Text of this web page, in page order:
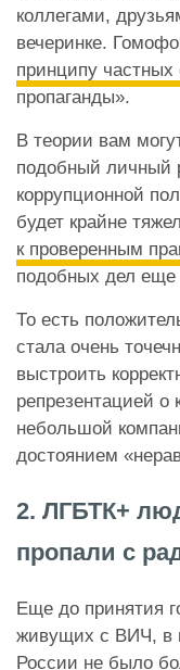
коллегами,
вечеринке.
принципу частных
пропаганды».
В теории вам
подобный личный
коррупционной
будет крайне
к проверенным
подобных дел
То есть
стала очень
выстроить
репрезентацией
небольшой
достоянием
2. ЛГБТК+
пропали с
Еще до принятия
живущих с ВИЧ, в
России не было